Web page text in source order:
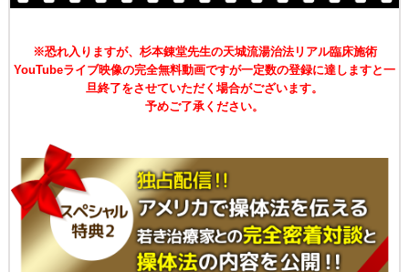
※恐れ入りますが、杉本錬堂先生の天城流湯治法リアル臨床施術
YouTubeライブ映像の完全無料動画ですが一定数の登録に達しますと一
旦終了をさせていただく場合がございます。
予めご了承ください。